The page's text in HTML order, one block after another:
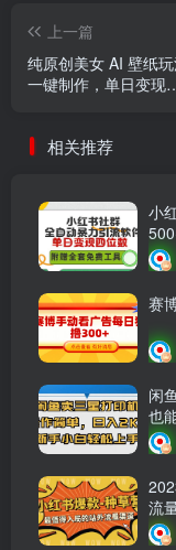
上一篇
纯原创美女 AI 壁纸
一键制作，单日变现
相关推荐
小
赛
闲
也
流